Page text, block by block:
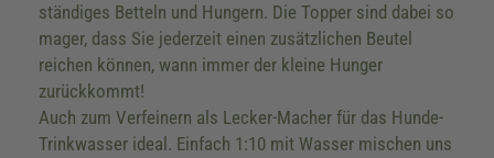
ständiges Betteln und Hungern. Die Topper sind dabei so
mager, dass Sie jederzeit einen zusätzlichen Beutel
reichen können, wann immer der kleine Hunger
zurückkommt!
Auch zum Verfeinern als Lecker-Macher für das Hunde-
Trinkwasser ideal. Einfach 1:10 mit Wasser mischen uns